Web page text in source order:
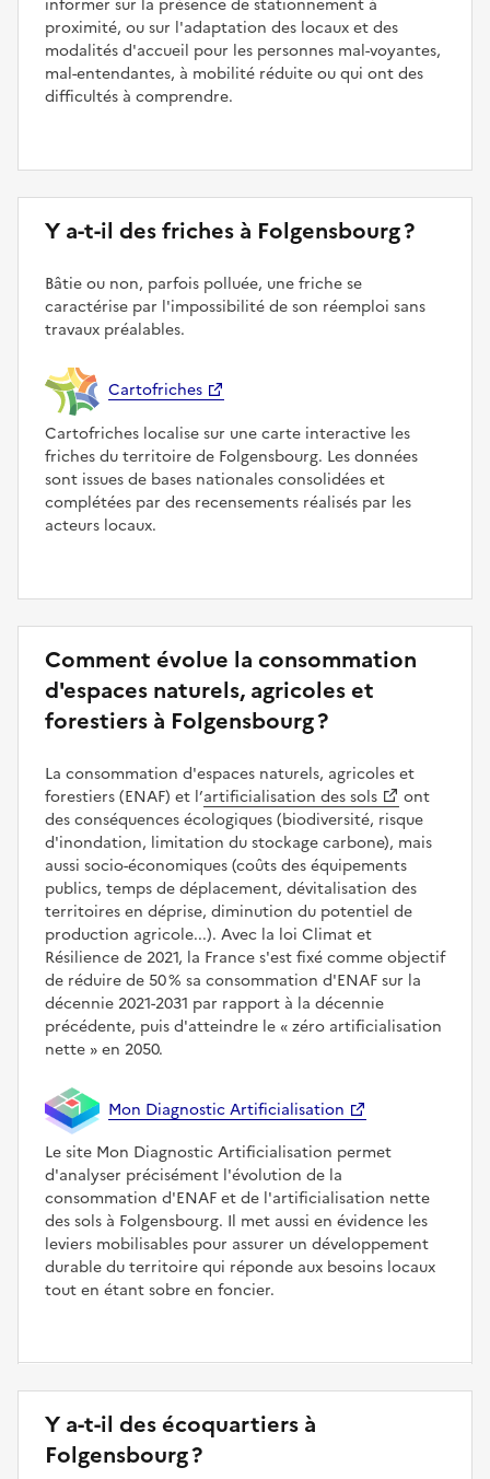
proximité, ou sur l'adaptation des locaux et des
modalités d'accueil pour les personnes mal-voyantes,
mal-entendantes, à mobilité réduite ou qui ont des
difficultés à comprendre.
Y a-t-il des friches à Folgensbourg ?
Bâtie ou non, parfois polluée, une friche se
caractérise par l'impossibilité de son réemploi sans
travaux préalables.
Cartofriches
Cartofriches localise sur une carte interactive les
friches du territoire de Folgensbourg. Les données
sont issues de bases nationales consolidées et
complétées par des recensements réalisés par les
acteurs locaux.
Comment évolue la consommation
d'espaces naturels, agricoles et
forestiers à Folgensbourg ?
La consommation d'espaces naturels, agricoles et
forestiers (ENAF) et l’artificialisation des sols
ont
des conséquences écologiques (biodiversité, risque
d'inondation, limitation du stockage carbone), mais
aussi socio-économiques (coûts des équipements
publics, temps de déplacement, dévitalisation des
territoires en déprise, diminution du potentiel de
production agricole...). Avec la loi Climat et
Résilience de 2021, la France s'est fixé comme objectif
de réduire de 50 % sa consommation d'ENAF sur la
décennie 2021-2031 par rapport à la décennie
précédente, puis d'atteindre le
zéro artificialisation
nette
en 2050.
Mon Diagnostic Artificialisation
Le site Mon Diagnostic Artificialisation permet
d'analyser précisément l'évolution de la
consommation d'ENAF et de l'artificialisation nette
des sols à Folgensbourg. Il met aussi en évidence les
leviers mobilisables pour assurer un développement
durable du territoire qui réponde aux besoins locaux
tout en étant sobre en foncier.
Y a-t-il des écoquartiers à
Folgensbourg ?